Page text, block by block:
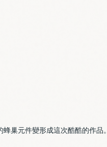
巢元件變形成這次酷酷的作品。